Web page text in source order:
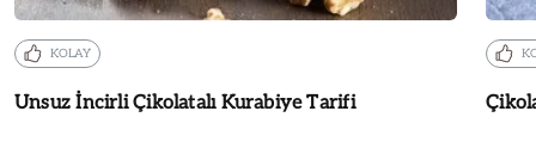
KOLAY
Unsuz İncirli Çikolatalı Kurabiye Tarifi